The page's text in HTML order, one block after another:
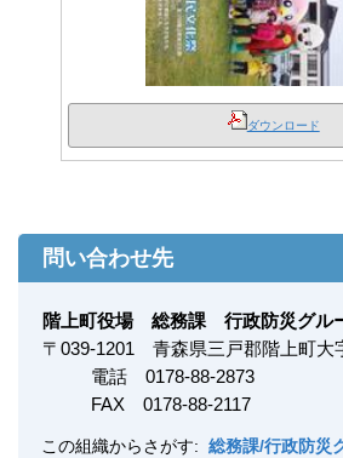
ダウンロード
問い合わせ先
階上町役場 総務課 行政防災グル
〒 039-1201
青森県三戸郡階上町大
電話 0178-88-2873
FAX 0178-88-2117
この組織からさがす: 総務課/行政防災